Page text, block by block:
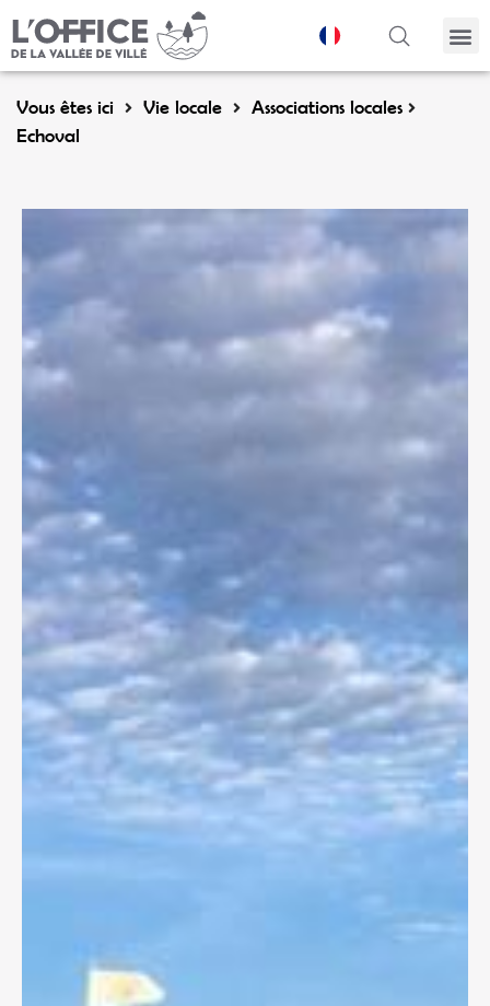
Vous êtes ici Vie locale
Associations locales
Echoval
Panneau de gestion des cookies